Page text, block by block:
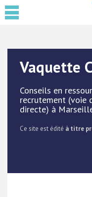
Vaquette
Conseils en
recrutement (voie
directe) à
Ce site est édité à titre